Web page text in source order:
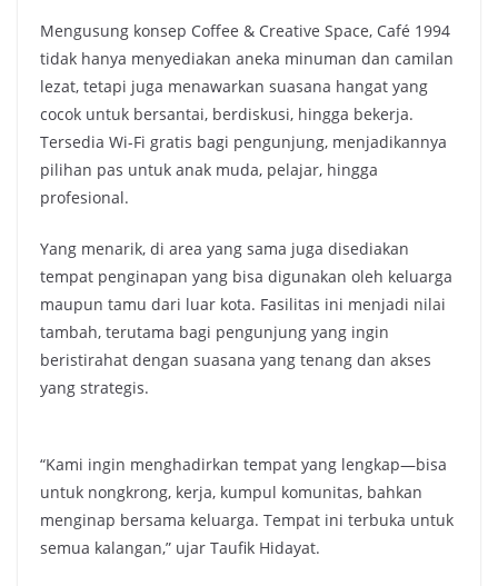
Mengusung konsep Coffee & Creative Space, Café 1994
tidak hanya menyediakan aneka minuman dan camilan
lezat, tetapi juga menawarkan suasana hangat yang
cocok untuk bersantai, berdiskusi, hingga bekerja.
Tersedia Wi-Fi gratis bagi pengunjung, menjadikannya
pilihan pas untuk anak muda, pelajar, hingga
profesional.
Yang menarik, di area yang sama juga disediakan
tempat penginapan yang bisa digunakan oleh keluarga
maupun tamu dari luar kota. Fasilitas ini menjadi nilai
tambah, terutama bagi pengunjung yang ingin
beristirahat dengan suasana yang tenang dan akses
yang strategis.
“Kami ingin menghadirkan tempat yang lengkap—bisa
untuk nongkrong, kerja, kumpul komunitas, bahkan
menginap bersama keluarga. Tempat ini terbuka untuk
semua kalangan,” ujar Taufik Hidayat.